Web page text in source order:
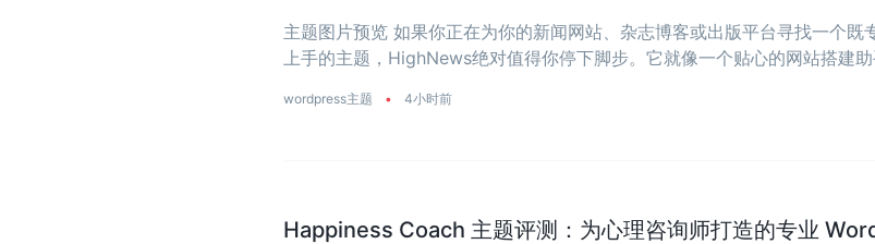
主题图片预览 如果你正在为你的新闻网站、杂志博客或出版平台寻找一个既
上手的主题，HighNews绝对值得你停下脚步。它就像一个贴心的网站搭建
wordpress主题 • 4小时前
Happiness Coach 主题评测：为心理咨询师打造的专业